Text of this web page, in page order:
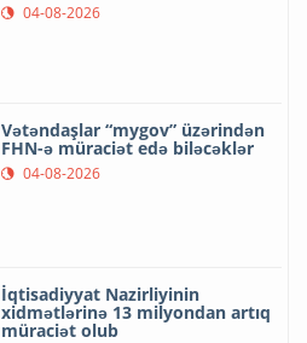
04-08-2026
Vətəndaşlar “mygov” üzərindən
FHN-ə müraciət edə biləcəklər
04-08-2026
İqtisadiyyat Nazirliyinin
xidmətlərinə 13 milyondan artıq
müraciət olub